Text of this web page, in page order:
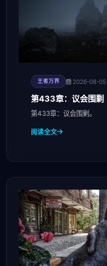
王者万界 2026-08-05
第433章：议会围剿
第433章：议会围剿。
阅读全文